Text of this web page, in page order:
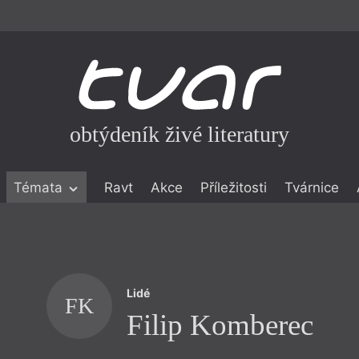
obtýdeník živé literatury
Témata Ravt Akce Příležitosti Tvárnice
FK Lidé
Filip Komberec